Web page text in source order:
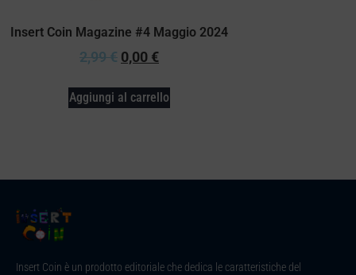
Insert Coin Magazine #4 Maggio 2024
2,99€ 0,00 €
Aggiungi al carrello
Insert Coin è un prodotto editoriale che dedica le caratteristiche del